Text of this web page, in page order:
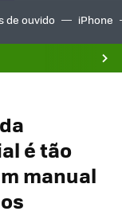
de ouvido iPhone
é tão
manual